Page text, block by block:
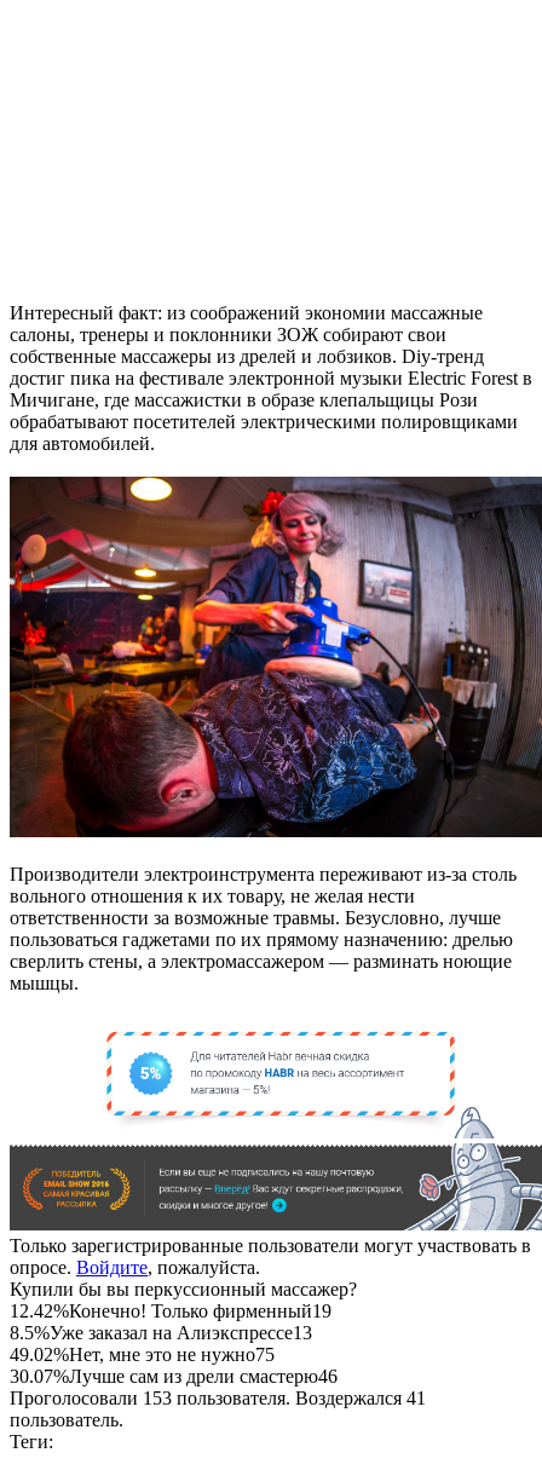
Интересный факт: из соображений экономии массажные
салоны, тренеры и поклонники ЗОЖ собирают свои
собственные массажеры из дрелей и лобзиков. Diy-тренд
достиг пика на фестивале электронной музыки Electric Forest в
Мичигане, где массажистки в образе клепальщицы Рози
обрабатывают посетителей электрическими полировщиками
для автомобилей.
Производители электроинструмента переживают из-за столь
вольного отношения к их товару, не желая нести
ответственности за возможные травмы. Безусловно, лучше
пользоваться гаджетами по их прямому назначению: дрелью
сверлить стены, а электромассажером — разминать ноющие
мышцы.
Только зарегистрированные пользователи могут участвовать в
опросе. Войдите, пожалуйста.
Купили бы вы перкуссионный массажер?
12.42%Конечно! Только фирменный19
8.5%Уже заказал на Алиэкспрессе13
49.02%Нет, мне это не нужно75
30.07%Лучше сам из дрели смастерю46
Проголосовали 153 пользователя. Воздержался 41
пользователь.
Теги: